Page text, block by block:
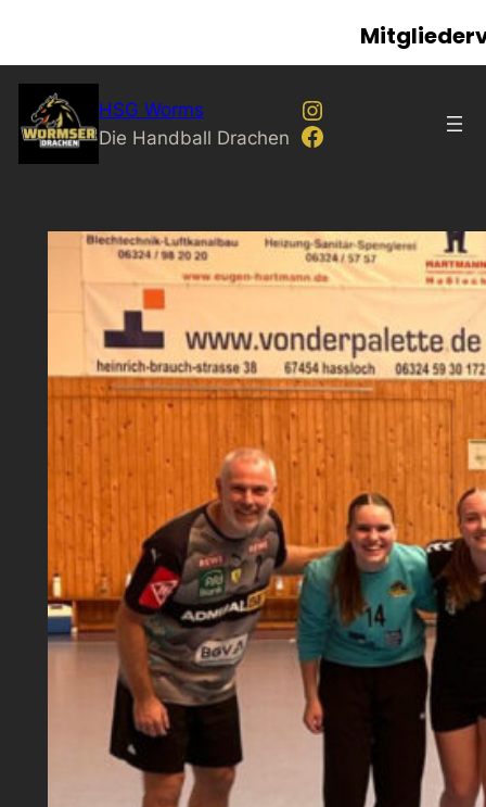
Zum
Inhalt
springen
HSG Worms
Die Handball Drachen
Instagram
Facebook